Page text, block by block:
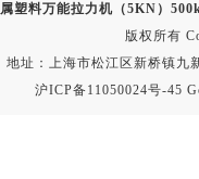
属塑料万能拉力机（5KN）
版权所有
地址：上海市松江区新桥镇九
沪ICP备11050024号-45